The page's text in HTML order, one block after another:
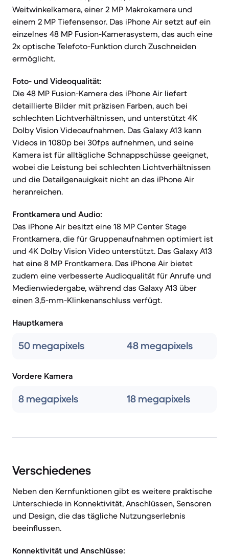
Weitwinkelkamera, einer 2 MP Makrokamera und
einem 2 MP Tiefensensor. Das iPhone Air setzt auf ein
einzelnes 48 MP Fusion-Kamerasystem, das auch eine
2x optische Telefoto-Funktion durch Zuschneiden
ermöglicht.
Foto- und Videoqualität:
Die 48 MP Fusion-Kamera des iPhone Air liefert
detaillierte Bilder mit präzisen Farben, auch bei
schlechten Lichtverhältnissen, und unterstützt 4K
Dolby Vision Videoaufnahmen. Das Galaxy A13 kann
Videos in 1080p bei 30fps aufnehmen, und seine
Kamera ist für alltägliche Schnappschüsse geeignet,
wobei die Leistung bei schlechten Lichtverhältnissen
und die Detailgenauigkeit nicht an das iPhone Air
heranreichen.
Frontkamera und Audio:
Das iPhone Air besitzt eine 18 MP Center Stage
Frontkamera, die für Gruppenaufnahmen optimiert ist
und 4K Dolby Vision Video unterstützt. Das Galaxy A13
hat eine 8 MP Frontkamera. Das iPhone Air bietet
zudem eine verbesserte Audioqualität für Anrufe und
Medienwiedergabe, während das Galaxy A13 über
einen 3,5-mm-Klinkenanschluss verfügt.
Hauptkamera
50 megapixels 48 megapixels
Vordere Kamera
8 megapixels 18 megapixels
Verschiedenes
Neben den Kernfunktionen gibt es weitere praktische
Unterschiede in Konnektivität, Anschlüssen, Sensoren
und Design, die das tägliche Nutzungserlebnis
beeinflussen.
Konnektivität und Anschlüsse: